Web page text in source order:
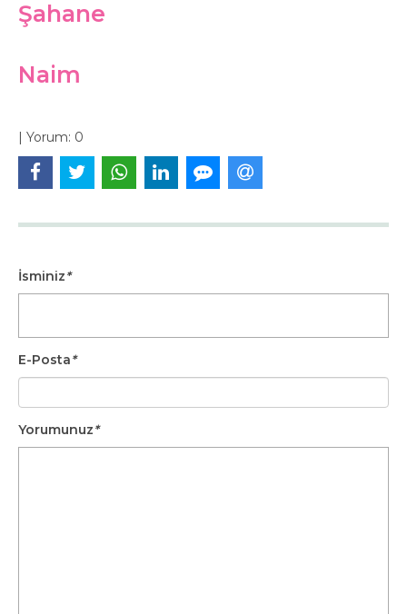
Şahane
Naim
| Yorum: 0
İsminiz*
E-Posta*
Yorumunuz*